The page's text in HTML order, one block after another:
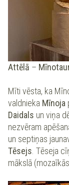
Attēlā –
Mīti vēsta, ka
valdnieka Mīnoja
Daidals un viņa
nezvēram
un septiņas
Tēsejs. Tēseja
mākslā